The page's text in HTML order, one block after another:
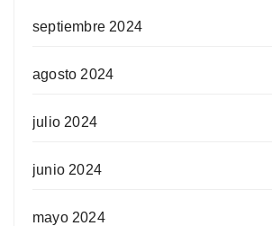
septiembre 2024
agosto 2024
julio 2024
junio 2024
mayo 2024